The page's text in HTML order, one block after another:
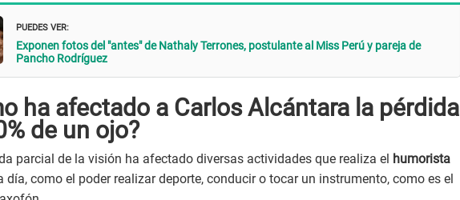
PUEDES VER:
Exponen fotos del "antes" de Nathaly Terrones, postulante al Miss Perú y pareja de
Pancho Rodríguez
ha afectado a Carlos Alcántara la pérdida
de un ojo?
parcial de la visión ha afectado diversas actividades que realiza el humorista
día, como el poder realizar deporte, conducir o tocar un instrumento, como es el